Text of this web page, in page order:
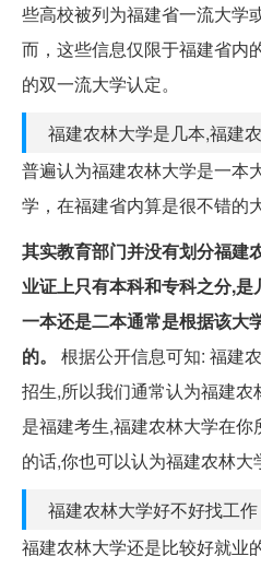
些高校被列为福建省一流大学
而，这些信息仅限于福建省内
的双一流大学认定。
福建农林大学是几本,福建
普遍认为福建农林大学是一本
学，在福建省内算是很不错的大
其实教育部门并没有划分福建
业证上只有本科和专科之分,
一本还是二本通常是根据该大
的。
根据公开信息可知: 福建
招生,所以我们通常认为福建
是福建考生,福建农林大学在
的话,你也可以认为福建农林大
福建农林大学好不好找工作
福建农林大学还是比较好就业的